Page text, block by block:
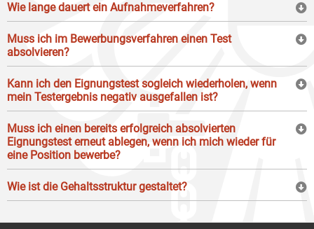
Wie lange dauert ein Aufnahmeverfahren?
Muss ich im Bewerbungsverfahren einen Test
absolvieren?
Kann ich den Eignungstest sogleich wiederholen, wenn
mein Testergebnis negativ ausgefallen ist?
Muss ich einen bereits erfolgreich absolvierten
Eignungstest erneut ablegen, wenn ich mich wieder für
eine Position bewerbe?
Wie ist die Gehaltsstruktur gestaltet?